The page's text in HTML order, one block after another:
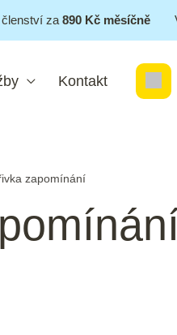
za 890 Kč měsíčně
Kontakt
zapomínání